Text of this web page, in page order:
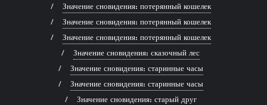
Значение сновидения: потерянный кошелек
Значение сновидения: потерянный кошелек
Значение сновидения: потерянный кошелек
Значение сновидения: сказочный лес
Значение сновидения: старинные часы
Значение сновидения: старинные часы
Значение сновидения: старый друг